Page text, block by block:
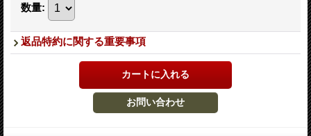
数量:
返品特約に関する重要事項